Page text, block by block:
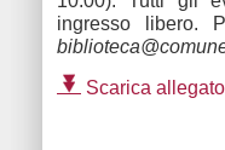
ingresso libero.
Scarica allegato